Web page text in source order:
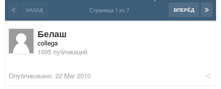
НАЗАД ВПЕРЁД
Страница 1 из 7
Белаш
collega
1695 публикаций
Опубликовано: 22 Mar 2010